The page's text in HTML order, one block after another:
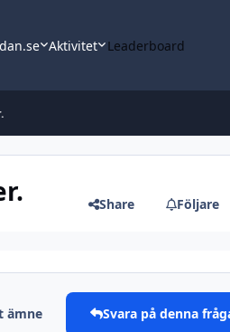
Aktivitet Leaderboard
Share Följare
ämne Svara på denna